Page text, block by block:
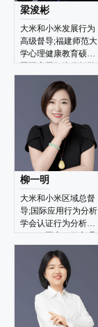
梁浚彬
大米和小米发展行为
高级督导;福建师范大
学心理健康教育硕士;
会认证行为分析师
柳一明
大米和小米区域总督
导;国际应用行为分析
学会认证行为分析师